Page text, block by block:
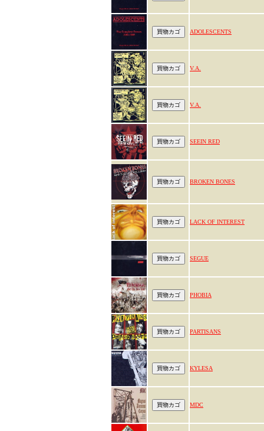
ADOLESCENTS
V.A.
V.A.
SEEIN RED
BROKEN BONES
LACK OF INTEREST
SEGUE
PHOBIA
PARTISANS
KYLESA
MDC